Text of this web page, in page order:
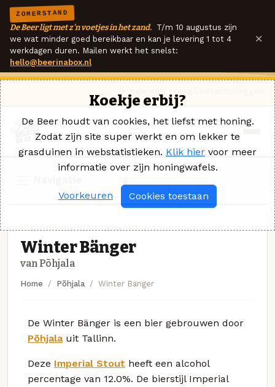
ZOMERSTAND
De Beer ligt met z'n voetjes in het zand. T/m 10 augustus zijn
we wat minder goed bereikbaar en kan je levering 1 tot 4
werkdagen duren. Mailen werkt het snelst:
hello@beerinabox.nl
×
Winter Bänger
van Põhjala
Home Põhjala Winter Bänger
De Winter Bänger is een bier gebrouwen door
Põhjalauit Tallinn.
Deze Imperial Stout heeft een alcohol
percentage van 12.0%. De bierstijl Imperial
Koekje erbij?
De Beer houdt van cookies, het liefst met honing.
Zodat zijn site super werkt en om lekker te
grasduinen in webstatistieken. Klik hier voor meer
informatie over zijn honingwafels.
Voorkeuren Cookies toestaan